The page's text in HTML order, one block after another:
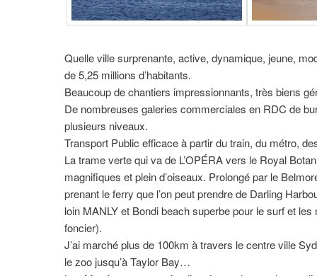
Quelle ville surprenante, active, dynamique, jeune,
de 5,25 millions d’habitants.
Beaucoup de chantiers impressionnants, très biens
De nombreuses galeries commerciales en RDC de
plusieurs niveaux.
Transport Public efficace à partir du train, du métro,
La trame verte qui va de L’OPÉRA vers le Royal
magnifiques et plein d’oiseaux. Prolongé par le
prenant le ferry que l’on peut prendre de Darling
loin MANLY et Bondi beach superbe pour le surf et
foncier).
J’ai marché plus de 100km à travers le centre ville
le zoo jusqu’à Taylor Bay…